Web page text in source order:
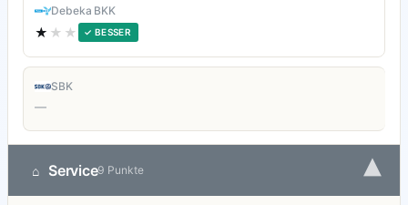
Debeka BKK
★ ★★ ✓ BESSER
SBK
—
⌂ Service9 Punkte ▾